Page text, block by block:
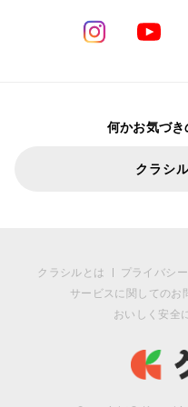
何かお気づき
クラシ
クラシルとは プライバシ
サービスに関してのお
おいしく安全